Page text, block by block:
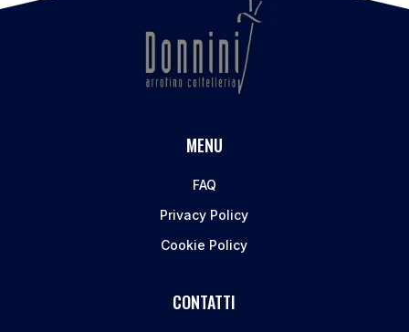
MENU
FAQ
Privacy Policy
Cookie Policy
CONTATTI